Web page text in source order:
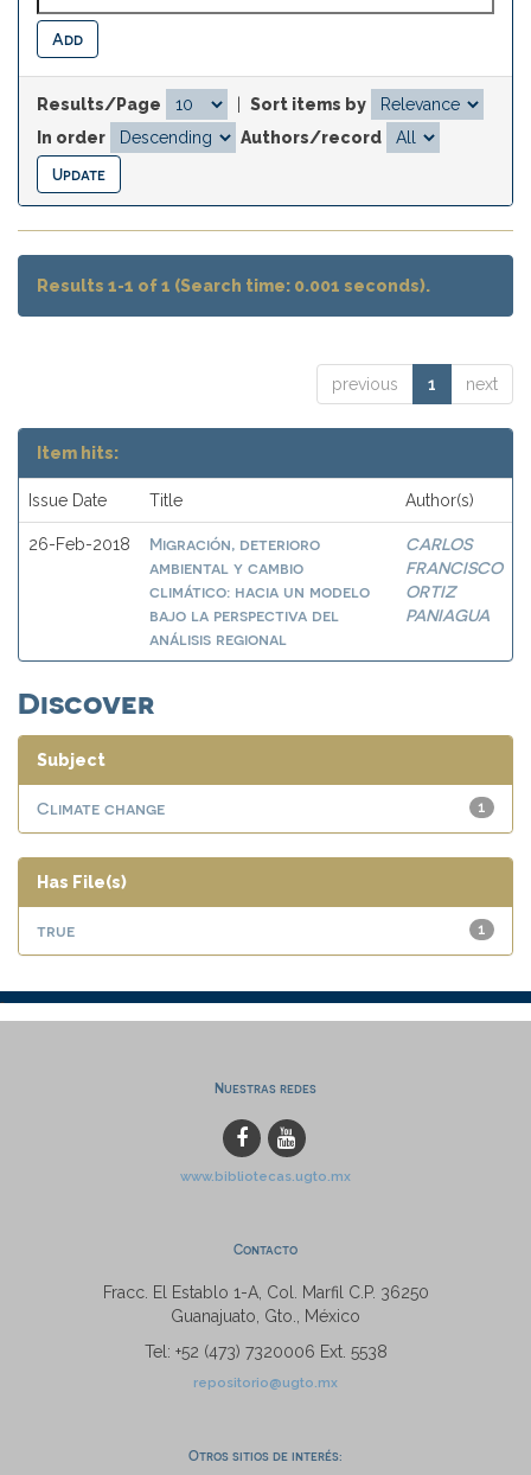
Results/Page
Sort items by
In order
Authors/record
Results 1-1 of 1 (Search time: 0.001 seconds).
previous 1 next
Item hits:
Issue Date Title Author(s)
26-Feb-2018
Migración, deterioro
ambiental y cambio
climático: hacia un modelo
bajo la perspectiva del
análisis regional
CARLOS
FRANCISCO
ORTIZ
PANIAGUA
Discover
Subject
1
Climate change
Has File(s)
1
true
Nuestras redes
www.bibliotecas.ugto.mx
Contacto
Fracc. El Establo 1-A, Col. Marfil C.P. 36250
Guanajuato, Gto., México
Tel: +52 (473) 7320006 Ext. 5538
repositorio@ugto.mx
Otros sitios de interés: